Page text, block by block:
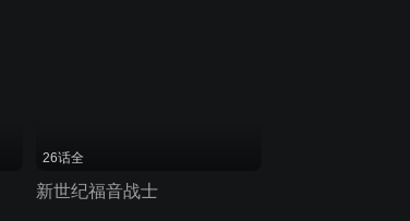
26话全
新世纪福音战士